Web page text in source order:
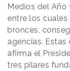
Medios del Año
entre los cuales
bronces,
agencias.
afirma el
tres pilares